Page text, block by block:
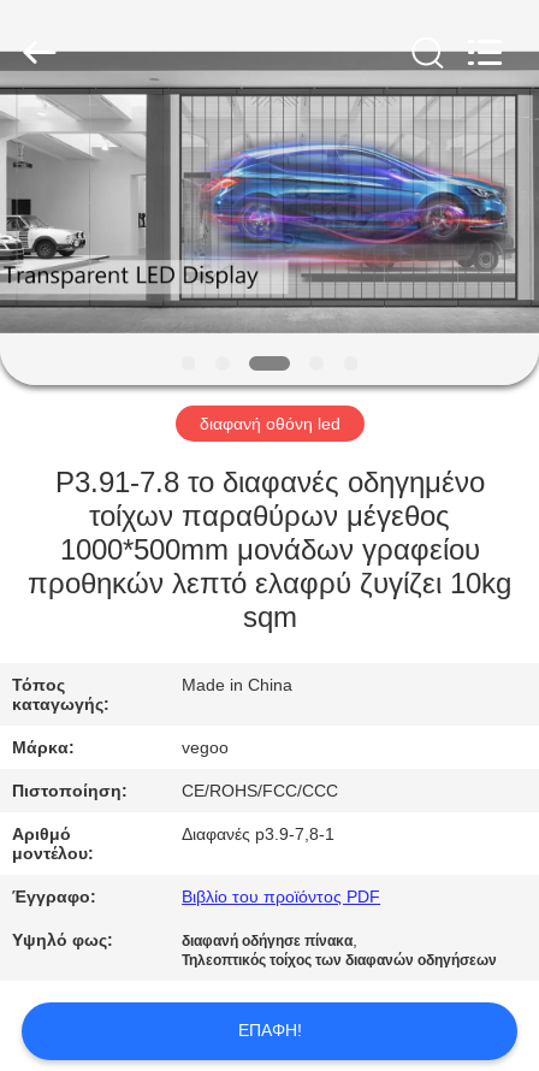
ΣΠΊΤΙ
ΠΡΟΪΌΝΤΑ
ΒΊΝΤΕΟ
ΣΧΕΤΙΚΆ
ΜΕ
ΕΠΙΣΚΕΨΉ
ΕΡΓΟΣΤΑΣΊΟΥ
ΕΠΙΚΟΙΝΩΝΉΣΤΕ
ΜΑΖΊ
ΜΑΣ
ΕΙΔΉΣΕΙΣ
ΜΙΑ
ΠΡΟΣΦΟΡΆ
Ltd..
All
Rights
Reserved.
διαφανή οθόνη led
P3.91-7.8 το διαφανές οδηγημένο
τοίχων παραθύρων μέγεθος
1000*500mm μονάδων γραφείου
προθηκών λεπτό ελαφρύ ζυγίζει 10kg
sqm
Τόπος
καταγωγής:
Made in China
Μάρκα: vegoo
Πιστοποίηση: CE/ROHS/FCC/CCC
Αριθμό
μοντέλου:
Διαφανές p3.9-7,8-1
Έγγραφο: Βιβλίο του προϊόντος PDF
Υψηλό φως: διαφανή οδήγησε πίνακα,
Τηλεοπτικός τοίχος των διαφανών οδηγήσεων
ΕΠΑΦΉ!